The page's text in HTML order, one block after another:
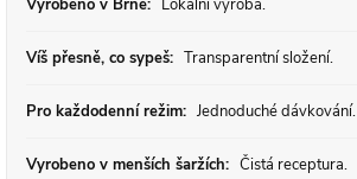
Vyrobeno v Brně: Lokální výroba.
Víš přesně, co sypeš: Transparentní složení.
Pro každodenní režim: Jednoduché dávkování.
Vyrobeno v menších šaržích: Čistá receptura.